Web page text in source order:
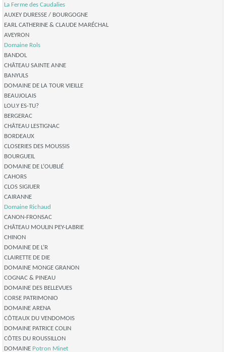
La Ferme des Caudalies
AUXEY DURESSE / BOURGOGNE
EARL CATHERINE & CLAUDE MARÉCHAL
AVEYRON
Domaine Rols
BANDOL
CHÂTEAU SAINTE ANNE
BANYULS
DOMAINE DE LA TOUR VIEILLE
BEAUJOLAIS
LOU.Y ES-TU?
BERGERAC
CHÂTEAU LESTIGNAC
BORDEAUX
CLOSERIES DES MOUSSIS
BOURGUEIL
DOMAINE DE L’OUBLIÉ
CAHORS
CLOS SIGIUER
CAIRANNE
Domaine Richaud
CANON-FRONSAC
CHÂTEAU MOULIN PEY-LABRIE
CHINON
DOMAINE DE L’R
CLAIRETTE DE DIE
DOMAINE MONGE GRANON
COGNAC & PINEAU
DOMAINE DES BELLEVUES
CORSE PATRIMONIO
DOMAINE ARENA
CÔTEAUX DU VENDOMOIS
DOMAINE PATRICE COLIN
CÔTES DU ROUSSILLON
DOMAINE Potron Minet